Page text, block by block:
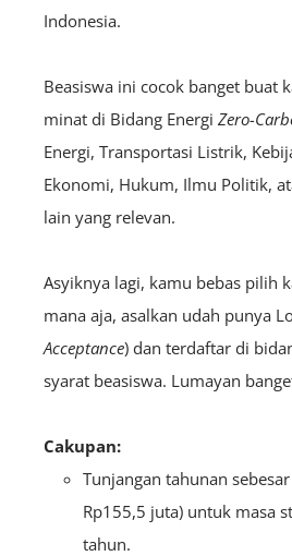
Indonesia.
Beasiswa ini cocok banget buat
minat di Bidang Energi Zero-
Energi, Transportasi Listrik,
Ekonomi, Hukum, Ilmu Politik,
lain yang relevan.
Asyiknya lagi, kamu bebas pilih
mana aja, asalkan udah punya
Acceptance) dan terdaftar di
syarat beasiswa. Lumayan
Cakupan:
Tunjangan tahunan
Rp155,5 juta) untuk masa
tahun.